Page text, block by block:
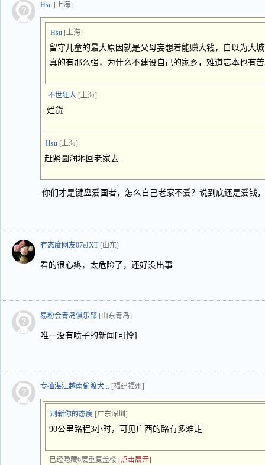
Hsu [上海]
Hsu [上海]
留守儿童的最大原因就是父母妄想着能赚大钱，自以为大
真的有那么强，为什么不建设自己的家乡，难道忘本也有
不世狂人 [上海]
烂货
Hsu [上海]
赶紧圆润地回老家去
你们才是键盘爱国者，怎么自己老家不爱？说到底还是爱钱
有态度网友07eJXT [山东]
看的很心疼，太危险了，还好没出事
易粉会青岛俱乐部 [山东青岛]
唯一没有喷子的新闻[可怜]
专抽湛江越南偷渡犬... [福建福州]
刷新你的态度 [广东深圳]
90公里路程3小时，可见广西的路有多难走
已经隐藏6层重复盖楼 [点击展开]